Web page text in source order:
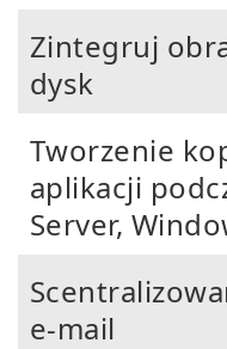
Zintegruj
dysk
Tworzenie
aplikacji
Server,
e-mail